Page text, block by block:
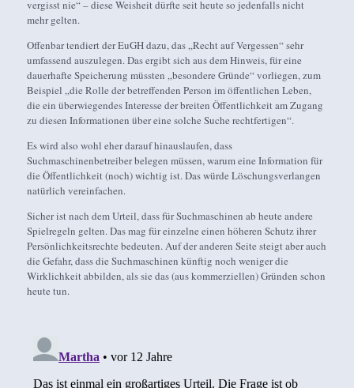
vergisst nie“ – diese Weisheit dürfte seit heute so jedenfalls nicht
mehr gelten.
Offenbar tendiert der EuGH dazu, das „Recht auf Vergessen“ sehr
umfassend auszulegen. Das ergibt sich aus dem Hinweis, für eine
dauerhafte Speicherung müssten „besondere Gründe“ vorliegen, zum
Beispiel „die Rolle der betreffenden Person im öffentlichen Leben,
die ein überwiegendes Interesse der breiten Öffentlichkeit am Zugang
zu diesen Informationen über eine solche Suche rechtfertigen“.
Es wird also wohl eher darauf hinauslaufen, dass
Suchmaschinenbetreiber belegen müssen, warum eine Information für
die Öffentlichkeit (noch) wichtig ist. Das würde Löschungsverlangen
natürlich vereinfachen.
Sicher ist nach dem Urteil, dass für Suchmaschinen ab heute andere
Spielregeln gelten. Das mag für einzelne einen höheren Schutz ihrer
Persönlichkeitsrechte bedeuten. Auf der anderen Seite steigt aber auch
die Gefahr, dass die Suchmaschinen künftig noch weniger die
Wirklichkeit abbilden, als sie das (aus kommerziellen) Gründen schon
heute tun.